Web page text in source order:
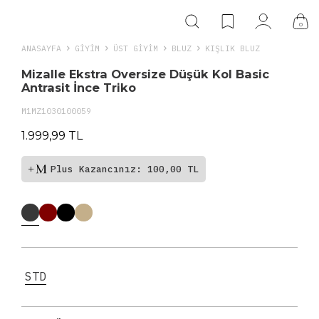
0
ANASAYFA GIYIM ÜST GİYİM BLUZ KIŞLIK BLUZ
Mizalle Ekstra Oversize Düşük Kol Basic
Antrasit İnce Triko
M1MZ1030100059
1.999,99 TL
Plus Kazancınız: 100,00 TL
STD